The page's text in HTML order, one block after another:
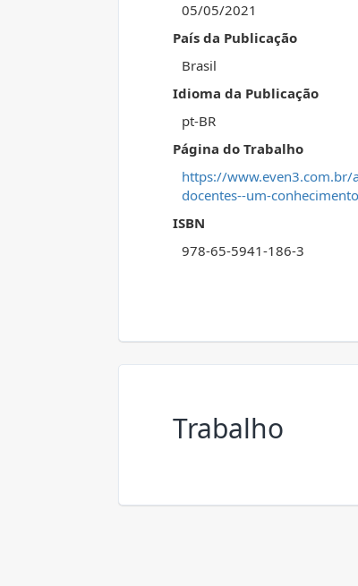
05/05/2021
País da Publicação
Brasil
Idioma da Publicação
pt-BR
Página do Trabalho
https://www.even3.com.br/
docentes--um-
ISBN
978-65-5941-186-3
Trabalho